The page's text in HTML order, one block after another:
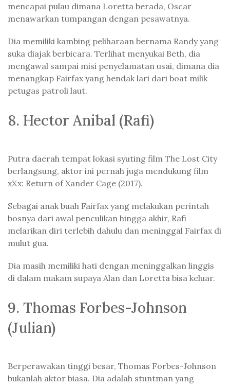
mencapai pulau dimana Loretta berada, Oscar
menawarkan tumpangan dengan pesawatnya.
Dia memiliki kambing peliharaan bernama Randy yang
suka diajak berbicara. Terlihat menyukai Beth, dia
mengawal sampai misi penyelamatan usai, dimana dia
menangkap Fairfax yang hendak lari dari boat milik
petugas patroli laut.
8. Hector Anibal (Rafi)
Putra daerah tempat lokasi syuting film The Lost City
berlangsung, aktor ini pernah juga mendukung film
xXx: Return of Xander Cage (2017).
Sebagai anak buah Fairfax yang melakukan perintah
bosnya dari awal penculikan hingga akhir, Rafi
melarikan diri terlebih dahulu dan meninggal Fairfax di
mulut gua.
Dia masih memiliki hati dengan meninggalkan linggis
di dalam makam supaya Alan dan Loretta bisa keluar.
9. Thomas Forbes-Johnson
(Julian)
Berperawakan tinggi besar, Thomas Forbes-Johnson
bukanlah aktor biasa. Dia adalah stuntman yang